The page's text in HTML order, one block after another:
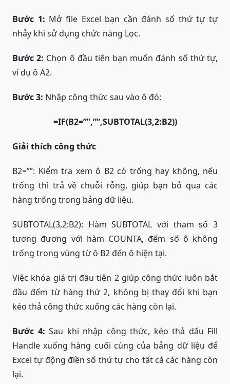
Bước 1: Mở file Excel bạn cần đánh số thứ tự tự
nhảy khi sử dụng chức năng Lọc.
Bước 2: Chọn ô đầu tiên bạn muốn đánh số thứ tự,
ví dụ ô A2.
Bước 3: Nhập công thức sau vào ô đó:
=IF(B2=””,””,SUBTOTAL(3,2:B2))
Giải thích công thức
B2=””: Kiểm tra xem ô B2 có trống hay không, nếu
trống thì trả về chuỗi rỗng, giúp bạn bỏ qua các
hàng trống trong bảng dữ liệu.
SUBTOTAL(3,2:B2): Hàm SUBTOTAL với tham số 3
tương đương với hàm COUNTA, đếm số ô không
trống trong vùng từ ô B2 đến ô hiện tại.
Việc khóa giá trị đầu tiên 2 giúp công thức luôn bắt
đầu đếm từ hàng thứ 2, không bị thay đổi khi bạn
kéo thả công thức xuống các hàng còn lại.
Bước 4: Sau khi nhập công thức, kéo thả dấu Fill
Handle xuống hàng cuối cùng của bảng dữ liệu để
Excel tự động điền số thứ tự cho tất cả các hàng còn
lại.